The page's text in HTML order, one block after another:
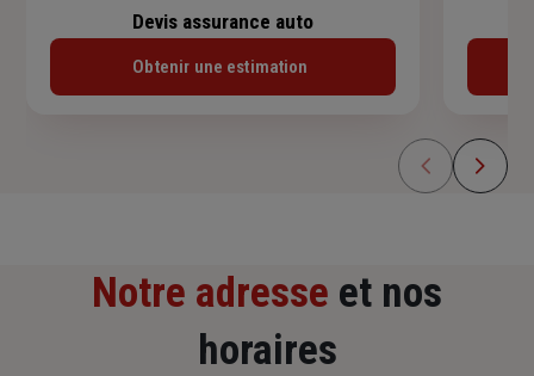
Devis assurance auto
Obtenir une estimation
Notre adresse et nos
horaires